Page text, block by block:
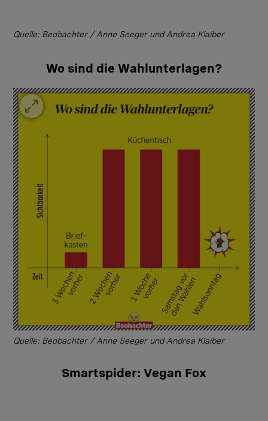
Quelle: Beobachter / Anne Seeger und Andrea Klaiber
Wo sind die Wahlunterlagen?
Quelle: Beobachter / Anne Seeger und Andrea Klaiber
Smartspider: Vegan Fox